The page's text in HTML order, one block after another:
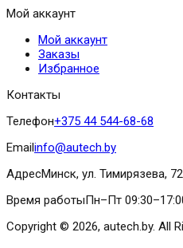
Мой аккаунт
Мой аккаунт
Заказы
Избранное
Контакты
Телефон+375 44 544-68-68
Email info@autech.by
АдресМинск, ул. Тимирязева,
Время работы Пн–Пт
Copyright © 2026, autech.by. All